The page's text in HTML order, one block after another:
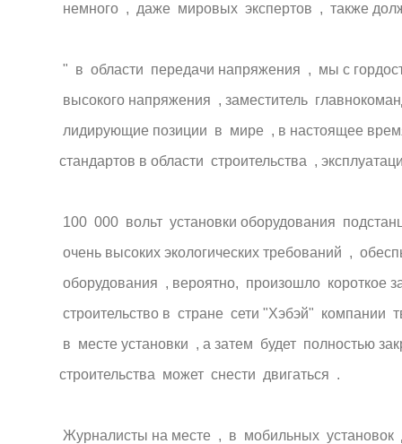
немного , даже мировых экспертов , также
" в области передачи напряжения , мы с
высокого напряжения , заместитель
лидирующие позиции в мире , в настоящее
стандартов в области строительства ,
100 000 вольт установки оборудования
очень высоких экологических требований ,
оборудования , вероятно, произошло короткое
строительство в стране сети "Хэбэй"
в месте установки , а затем будет полностью
строительства может снести двигаться .
Журналисты на месте , в мобильных